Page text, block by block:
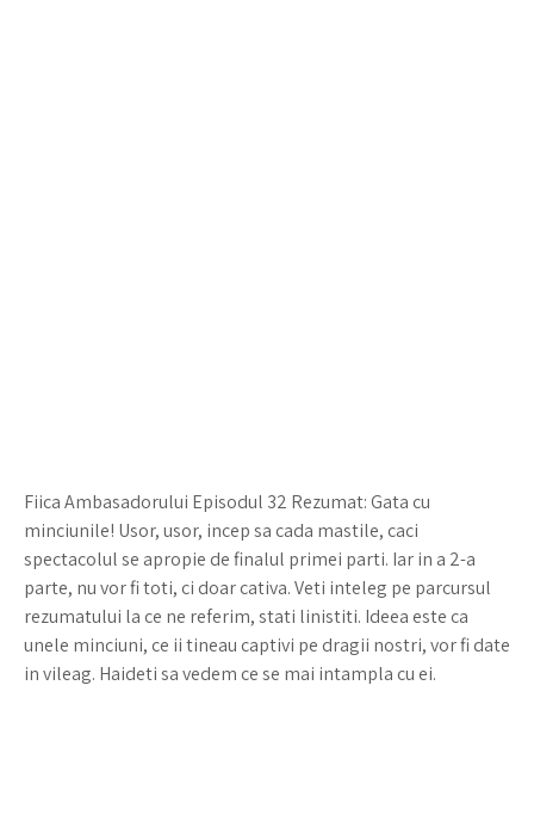
Fiica Ambasadorului Episodul 32 Rezumat: Gata cu
minciunile! Usor, usor, incep sa cada mastile, caci
spectacolul se apropie de finalul primei parti. Iar in a 2-a
parte, nu vor fi toti, ci doar cativa. Veti inteleg pe parcursul
rezumatului la ce ne referim, stati linistiti. Ideea este ca
unele minciuni, ce ii tineau captivi pe dragii nostri, vor fi date
in vileag. Haideti sa vedem ce se mai intampla cu ei.